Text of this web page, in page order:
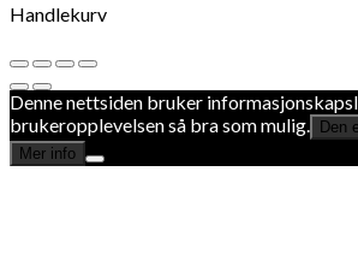
Handlekurv
Denne nettsiden bruker
brukeropplevelsen så bra som mulig.
Den
Mer info